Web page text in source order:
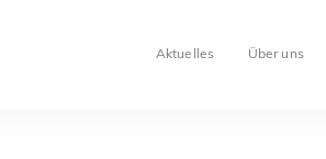
Aktuelles Über uns